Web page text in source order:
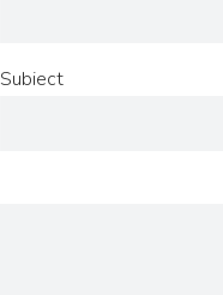
Subiect